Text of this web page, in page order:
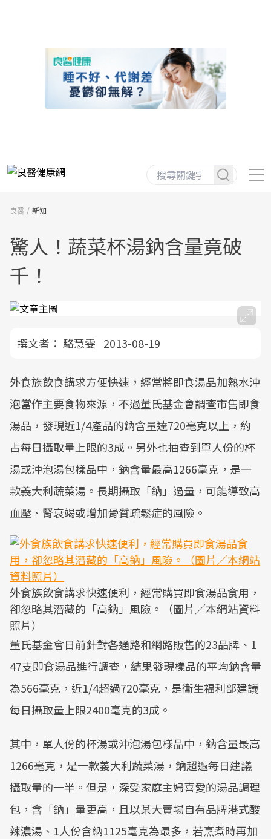
良醫 新知
驚人！蔬菜杯湯鈉含量竟破
千！
撰文者： 駱慧雯 2013-08-19
外食族飲食講求方便快速，經常將即食湯品加熱水沖
泡當作主要食物來源，不過董氏基金會調查市售即食
湯品，發現近1/4產品的鈉含量達720毫克以上，約
占每日攝取量上限的3成。另外也抽查到單人份的杯
湯或沖泡湯包樣品中，鈉含量最高1266毫克，是一
款義大利蔬菜湯。長期攝取「鈉」過量，可能導致高
血壓、腎衰竭或增加骨質疏鬆症的風險。
外食族飲食講求快速便利，經常購買即食湯品食用，
卻忽略其潛藏的「高鈉」風險。（圖片／本網站資料
照片）
董氏基金會日前針對各通路和網路販售的23品牌、1
47支即食湯品進行調查，結果發現樣品的平均鈉含量
為566毫克，近1/4超過720毫克，是衛生福利部建議
每日攝取量上限2400毫克的3成。
其中，單人份的杯湯或沖泡湯包樣品中，鈉含量最高
1266毫克，是一款義大利蔬菜湯，鈉超過每日建議
攝取量的一半。但是，深受家庭主婦喜愛的湯品調理
包，含「鈉」量更高，且以某大賣場自有品牌港式酸
辣濃湯、1人份含納1125毫克為最多，若烹煮時再加